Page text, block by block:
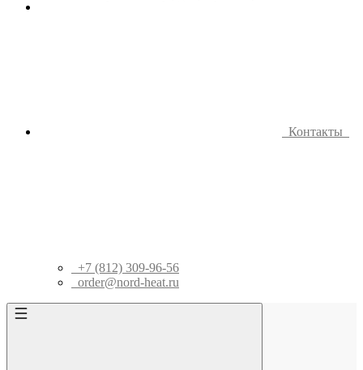
Контакты
+7 (812) 309-96-56
order@nord-heat.ru